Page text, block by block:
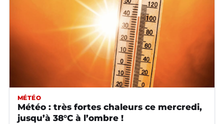
MÉTÉO
Météo : très fortes chaleurs ce mercredi,
jusqu’à 38°C à l’ombre !